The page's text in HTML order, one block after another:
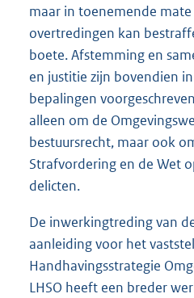
maar in toenemende
overtredingen kan
boete. Afstemming en
en justitie zijn bovendien
bepalingen
alleen om de
bestuursrecht, maar ook
Strafvordering en de Wet
delicten.
De inwerkingtreding van
aanleiding voor het
Handhavingsstrategie
LHSO heeft een breder